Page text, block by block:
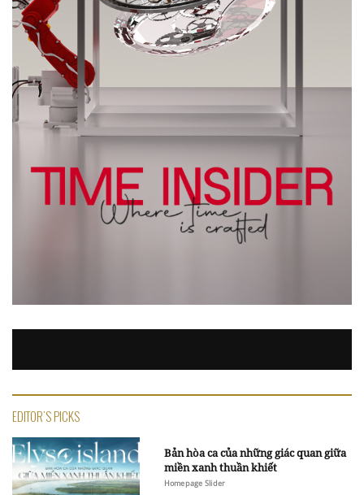
EDITOR'S PICKS
Bản hòa ca của những giác quan giữa
miền xanh thuần khiết
Homepage Slider